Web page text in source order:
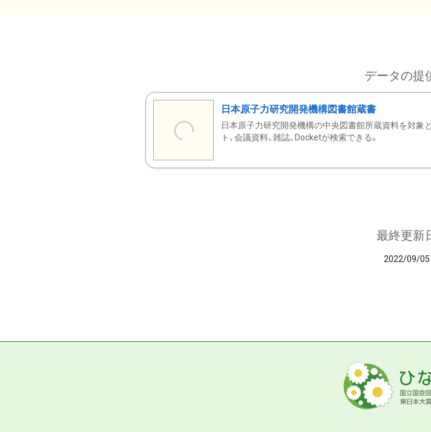
データの提
日本原子力研究開発機構図書館蔵書
日本原子力研究開発機構の中央図書館所蔵資料を対象
ト、会議資料、雑誌、Docketが検索できる。
最終更新
2022/09/05